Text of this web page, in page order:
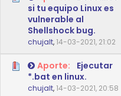
si tu equipo Linux es
vulnerable al
Shellshock bug.
chujalt,14-03-2021, 21:02
Aporte:
Ejecutar
*.bat en linux.
chujalt,14-03-2021, 20:58